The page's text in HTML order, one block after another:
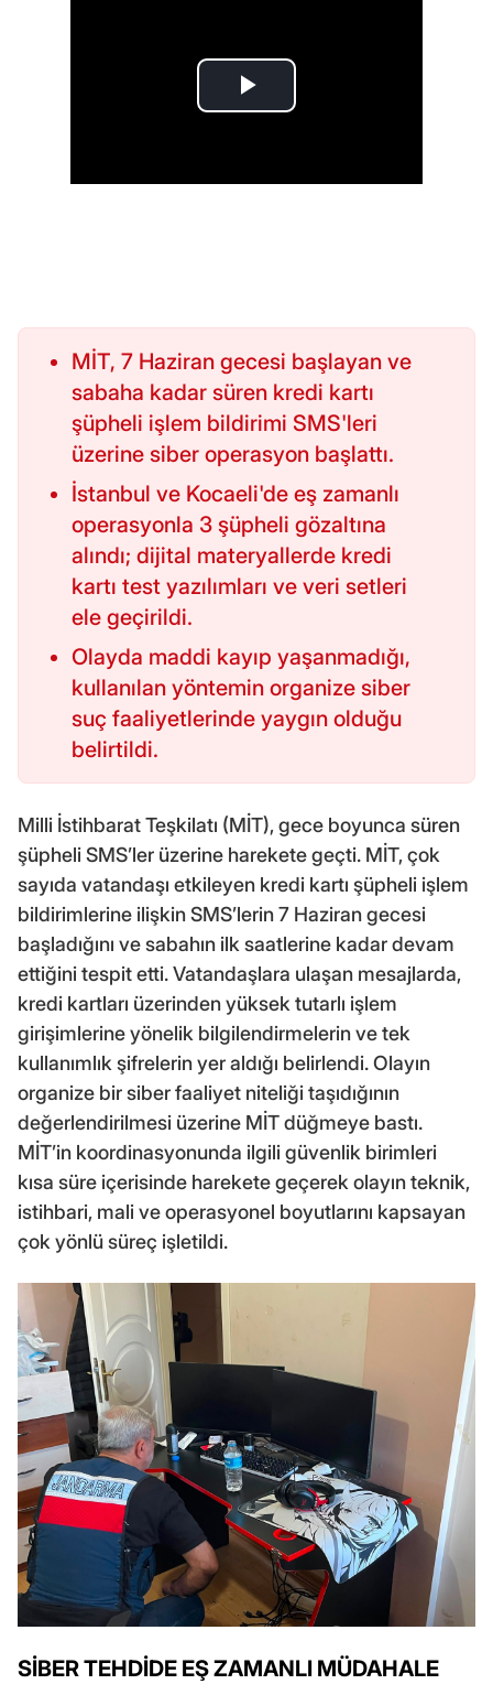
MİT, 7 Haziran gecesi başlayan ve
sabaha kadar süren kredi kartı
şüpheli işlem bildirimi SMS'leri
üzerine siber operasyon başlattı.
İstanbul ve Kocaeli'de eş zamanlı
operasyonla 3 şüpheli gözaltına
alındı; dijital materyallerde kredi
kartı test yazılımları ve veri setleri
ele geçirildi.
Olayda maddi kayıp yaşanmadığı,
kullanılan yöntemin organize siber
suç faaliyetlerinde yaygın olduğu
belirtildi.
Milli İstihbarat Teşkilatı (MİT), gece boyunca süren
şüpheli SMS’ler üzerine harekete geçti. MİT, çok
sayıda vatandaşı etkileyen kredi kartı şüpheli işlem
bildirimlerine ilişkin SMS’lerin 7 Haziran gecesi
başladığını ve sabahın ilk saatlerine kadar devam
ettiğini tespit etti. Vatandaşlara ulaşan mesajlarda,
kredi kartları üzerinden yüksek tutarlı işlem
girişimlerine yönelik bilgilendirmelerin ve tek
kullanımlık şifrelerin yer aldığı belirlendi. Olayın
organize bir siber faaliyet niteliği taşıdığının
değerlendirilmesi üzerine MİT düğmeye bastı.
MİT’in koordinasyonunda ilgili güvenlik birimleri
kısa süre içerisinde harekete geçerek olayın teknik,
istihbari, mali ve operasyonel boyutlarını kapsayan
çok yönlü süreç işletildi.
SİBER TEHDİDE EŞ ZAMANLI MÜDAHALE